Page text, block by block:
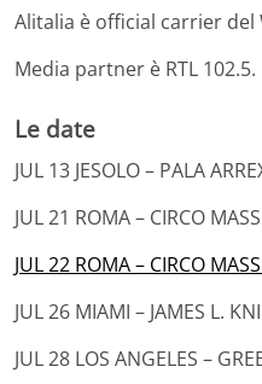
Alitalia è official carrier del
Media partner è RTL 102.5.
Le date
JUL 13 JESOLO – PALA
JUL 21 ROMA – CIRCO
JUL 22 ROMA – CIRCO
JUL 26 MIAMI – JAMES L.
JUL 28 LOS ANGELES –